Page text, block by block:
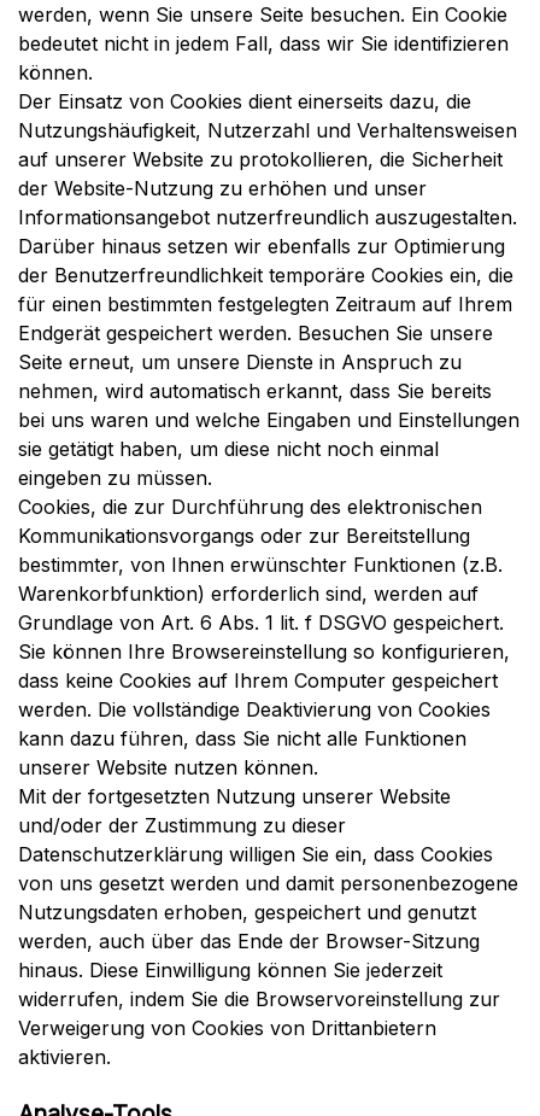
werden, wenn Sie unsere Seite besuchen. Ein Cookie
bedeutet nicht in jedem Fall, dass wir Sie identifizieren
können.
Der Einsatz von Cookies dient einerseits dazu, die
Nutzungshäufigkeit, Nutzerzahl und Verhaltensweisen
auf unserer Website zu protokollieren, die Sicherheit
der Website-Nutzung zu erhöhen und unser
Informationsangebot nutzerfreundlich auszugestalten.
Darüber hinaus setzen wir ebenfalls zur Optimierung
der Benutzerfreundlichkeit temporäre Cookies ein, die
für einen bestimmten festgelegten Zeitraum auf Ihrem
Endgerät gespeichert werden. Besuchen Sie unsere
Seite erneut, um unsere Dienste in Anspruch zu
nehmen, wird automatisch erkannt, dass Sie bereits
bei uns waren und welche Eingaben und Einstellungen
sie getätigt haben, um diese nicht noch einmal
eingeben zu müssen.
Cookies, die zur Durchführung des elektronischen
Kommunikationsvorgangs oder zur Bereitstellung
bestimmter, von Ihnen erwünschter Funktionen (z.B.
Warenkorbfunktion) erforderlich sind, werden auf
Grundlage von Art. 6 Abs. 1 lit. f DSGVO gespeichert.
Sie können Ihre Browsereinstellung so konfigurieren,
dass keine Cookies auf Ihrem Computer gespeichert
werden. Die vollständige Deaktivierung von Cookies
kann dazu führen, dass Sie nicht alle Funktionen
unserer Website nutzen können.
Mit der fortgesetzten Nutzung unserer Website
und/oder der Zustimmung zu dieser
Datenschutzerklärung willigen Sie ein, dass Cookies
von uns gesetzt werden und damit personenbezogene
Nutzungsdaten erhoben, gespeichert und genutzt
werden, auch über das Ende der Browser-Sitzung
hinaus. Diese Einwilligung können Sie jederzeit
widerrufen, indem Sie die Browservoreinstellung zur
Verweigerung von Cookies von Drittanbietern
aktivieren.